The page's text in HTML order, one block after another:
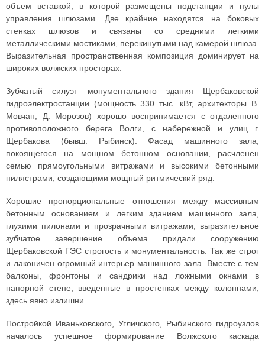
объем вставкой, в которой размещены подстанции и пулы
управления шлюзами. Две крайние находятся на боковых
стенках шлюзов и связаны со средними легкими
металлическими мостиками, перекинутыми над камерой шлюза.
Выразительная пространственная композиция доминирует на
широких волжских просторах.
Зубчатый силуэт монументального здания Щербаковской
гидроэлектростанции (мощность 330 тыс. кВт, архитекторы В.
Мовчан, Д. Морозов) хорошо воспринимается с отдаленного
противоположного берега Волги, с набережной и улиц г.
Щербакова (бывш. Рыбинск). Фасад машинного зала,
покоящегося на мощном бетонном основании, расчленен
семью прямоугольными витражами и высокими бетонными
пилястрами, создающими мощный ритмический ряд.
Хорошие пропорциональные отношения между массивным
бетонным основанием и легким зданием машинного зала,
глухими пилонами и прозрачными витражами, выразительное
зубчатое завершение объема придали сооружению
Щербаковской ГЭС строгость и монументальность. Так же строг
и лаконичен огромный интерьер машинного зала. Вместе с тем
балконы, фронтоны и сандрики над ложными окнами в
напорной стене, введенные в простенках между колоннами,
здесь явно излишни.
Постройкой Иваньковского, Угличского, Рыбинского гидроузлов
началось успешное формирование Волжского каскада